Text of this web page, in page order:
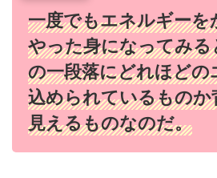
一度でもエネルギーを
やった身になってみ
の一段落にどれほどの
込められているものか
見えるものなのだ。